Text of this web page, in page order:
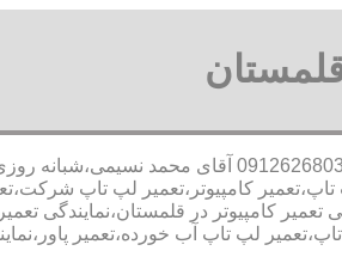
30 در صد تخفیف مشاوره رایگان09126268033 آقای
کامپیوتر،تعمیر لپ تاپ
کامپیوتر در قلمستان،نمایندگی
لپ تاپ آب خورده،تعمیر